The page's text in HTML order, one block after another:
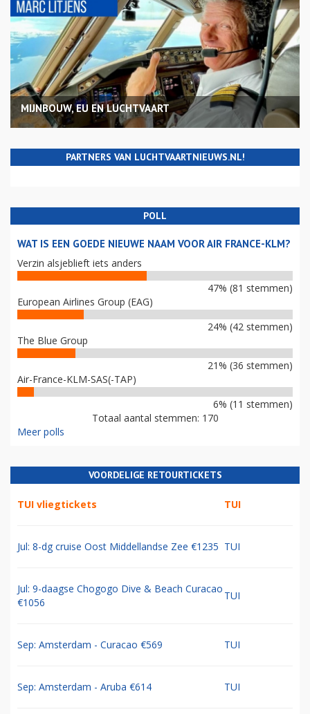
MIJNBOUW, EU EN LUCHTVAART
PARTNERS VAN LUCHTVAARTNIEUWS.NL!
POLL
WAT IS EEN GOEDE NIEUWE NAAM VOOR AIR FRANCE-KLM?
Verzin alsjeblieft iets anders
47% (81 stemmen)
European Airlines Group (EAG)
24% (42 stemmen)
The Blue Group
21% (36 stemmen)
Air-France-KLM-SAS(-TAP)
6% (11 stemmen)
Totaal aantal stemmen: 170
Meer polls
VOORDELIGE RETOURTICKETS
TUI vliegtickets TUI
Jul: 8-dg cruise Oost Middellandse Zee €1235 TUI
Jul: 9-daagse Chogogo Dive & Beach Curacao
€1056
TUI
Sep: Amsterdam - Curacao €569 TUI
Sep: Amsterdam - Aruba €614 TUI